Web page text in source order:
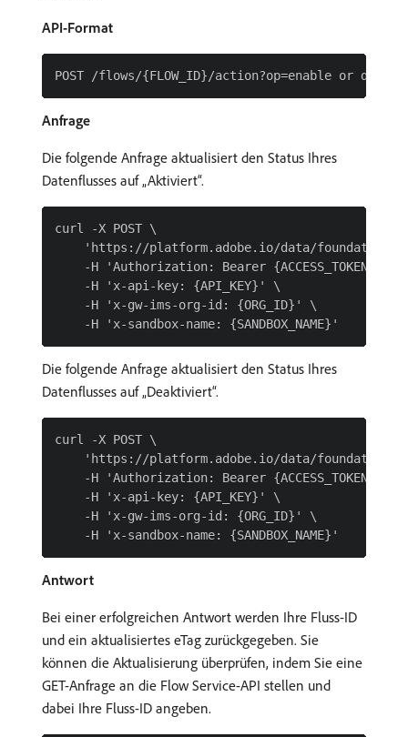
API-Format
Anfrage
Die folgende Anfrage aktualisiert den Status Ihres
Datenflusses auf „Aktiviert“.
curl -X POST \
'https://platform.adobe.io/data/foundation/
    -H 'Authorization: Bearer {ACCESS_TOKEN}' \
    -H 'x-api-key: {API_KEY}' \
    -H 'x-gw-ims-org-id: {ORG_ID}' \
Die folgende Anfrage aktualisiert den Status Ihres
Datenflusses auf „Deaktiviert“.
curl -X POST \
'https://platform.adobe.io/data/foundation/
    -H 'Authorization: Bearer {ACCESS_TOKEN}' \
    -H 'x-api-key: {API_KEY}' \
    -H 'x-gw-ims-org-id: {ORG_ID}' \
Antwort
Bei einer erfolgreichen Antwort werden Ihre Fluss-ID
und ein aktualisiertes eTag zurückgegeben. Sie
können die Aktualisierung überprüfen, indem Sie eine
GET-Anfrage an die Flow Service-API stellen und
dabei Ihre Fluss-ID angeben.